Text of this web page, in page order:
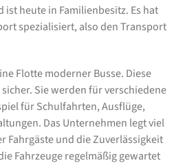
heute in Familienbesitz. Es hat
spezialisiert, also den Transport
Flotte moderner Busse. Diese
Sie werden für verschiedene
für Schulfahrten, Ausflüge,
Das Unternehmen legt viel
Fahrgäste und die Zuverlässigkeit
Fahrzeuge regelmäßig gewartet